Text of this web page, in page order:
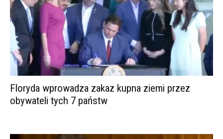
Floryda wprowadza zakaz kupna ziemi przez
obywateli tych 7 państw